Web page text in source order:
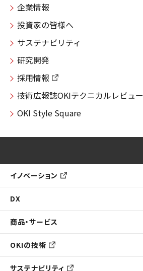
企業情報
投資家の皆様へ
サステナビリティ
研究開発
採用情報
技術広報誌OKIテクニカルレビュー
OKI Style Square
イノベーション
DX
商品・サービス
OKIの技術
サステナビリティ